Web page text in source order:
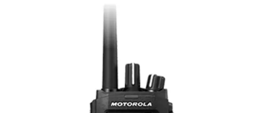
モトローラ無線機本体キャンペーン15%o...